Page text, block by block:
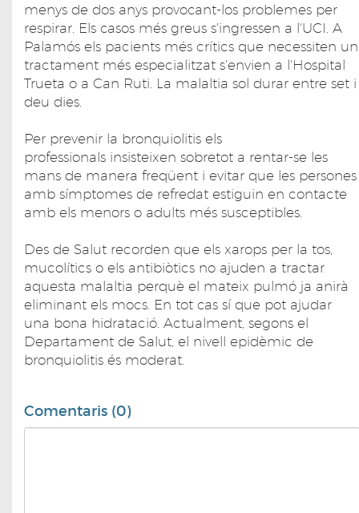
menys de dos anys provocant-los problemes per
respirar. Els casos més greus s'ingressen a l'UCI. A
Palamós els pacients més crítics que necessiten un
tractament més especialitzat s'envien a l'Hospital
Trueta o a Can Ruti. La malaltia sol durar entre set i
deu dies.
Per prevenir la bronquiolitis els
professionals insisteixen sobretot a rentar-se les
mans de manera freqüent i evitar que les persones
amb símptomes de refredat estiguin en contacte
amb els menors o adults més susceptibles.
Des de Salut recorden que els xarops per la tos,
mucolítics o els antibiòtics no ajuden a tractar
aquesta malaltia perquè el mateix pulmó ja anirà
eliminant els mocs. En tot cas sí que pot ajudar
una bona hidratació. Actualment, segons el
Departament de Salut, el nivell epidèmic de
bronquiolitis és moderat.
Comentaris (0)